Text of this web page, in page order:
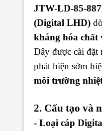
JTW-LD-85-
(Digital LHD)
kháng hóa chất
Dây được cài đặt
phát hiện sớm
môi trường
2. Cấu tạo và
- Loại cáp